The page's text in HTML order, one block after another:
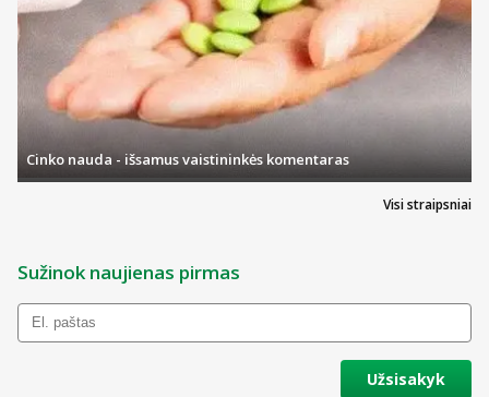
Visi straipsniai
Cinko nauda - išsamus vaistininkės komentaras
Sužinok naujienas pirmas
Užsisakyk